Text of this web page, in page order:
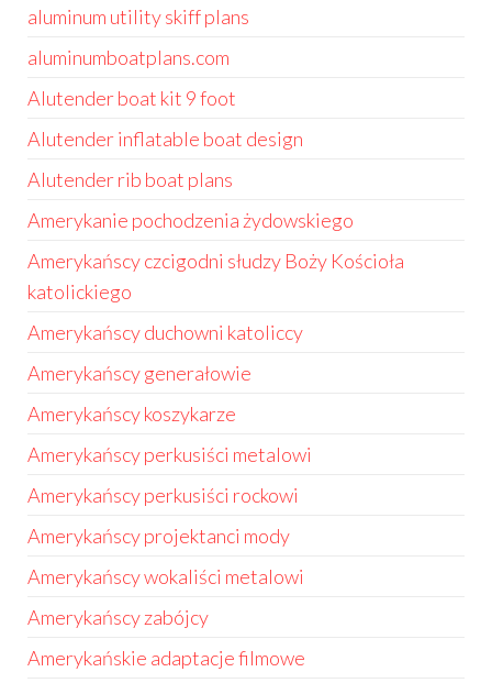
aluminum utility skiff plans
aluminumboatplans.com
Alutender boat kit 9 foot
Alutender inflatable boat design
Alutender rib boat plans
Amerykanie pochodzenia żydowskiego
Amerykańscy czcigodni słudzy Boży Kościoła
katolickiego
Amerykańscy duchowni katoliccy
Amerykańscy generałowie
Amerykańscy koszykarze
Amerykańscy perkusiści metalowi
Amerykańscy perkusiści rockowi
Amerykańscy projektanci mody
Amerykańscy wokaliści metalowi
Amerykańscy zabójcy
Amerykańskie adaptacje filmowe